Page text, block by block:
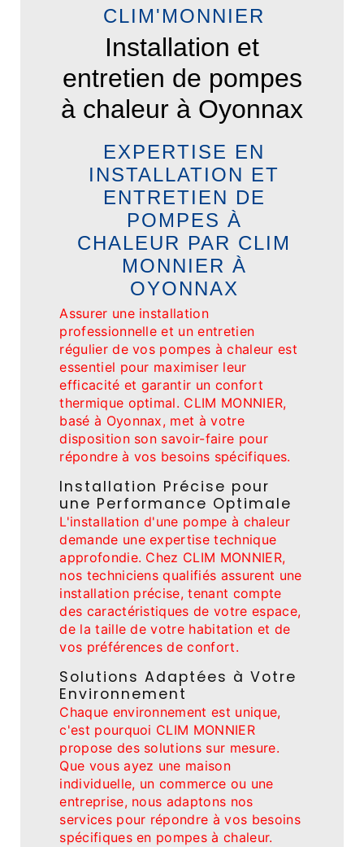
CLIM'MONNIER
Installation et
entretien de pompes
à chaleur à Oyonnax
EXPERTISE EN
INSTALLATION ET
ENTRETIEN DE
POMPES À
CHALEUR PAR CLIM
MONNIER À
OYONNAX
Assurer une installation
professionnelle et un entretien
régulier de vos pompes à chaleur est
essentiel pour maximiser leur
efficacité et garantir un confort
thermique optimal. CLIM MONNIER,
basé à Oyonnax, met à votre
disposition son savoir-faire pour
répondre à vos besoins spécifiques.
Installation Précise pour
une Performance Optimale
L'installation d'une pompe à chaleur
demande une expertise technique
approfondie. Chez CLIM MONNIER,
nos techniciens qualifiés assurent une
installation précise, tenant compte
des caractéristiques de votre espace,
de la taille de votre habitation et de
vos préférences de confort.
Solutions Adaptées à Votre
Environnement
Chaque environnement est unique,
c'est pourquoi CLIM MONNIER
propose des solutions sur mesure.
Que vous ayez une maison
individuelle, un commerce ou une
entreprise, nous adaptons nos
services pour répondre à vos besoins
spécifiques en pompes à chaleur.